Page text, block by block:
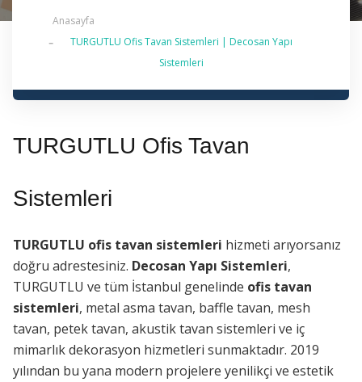
Anasayfa
TURGUTLU Ofis Tavan Sistemleri | Decosan Yapı
Sistemleri
✔ 2026 Güncel — İstanbul Genelinde Metal Asma
TURGUTLU Ofis Tavan
Sistemleri
TURGUTLU ofis tavan sistemleri hizmeti arıyorsanız
doğru adrestesiniz. Decosan Yapı Sistemleri,
TURGUTLU ve tüm İstanbul genelinde ofis tavan
sistemleri, metal asma tavan, baffle tavan, mesh
tavan, petek tavan, akustik tavan sistemleri ve iç
mimarlık dekorasyon hizmetleri sunmaktadır. 2019
yılından bu yana modern projelere yenilikçi ve estetik